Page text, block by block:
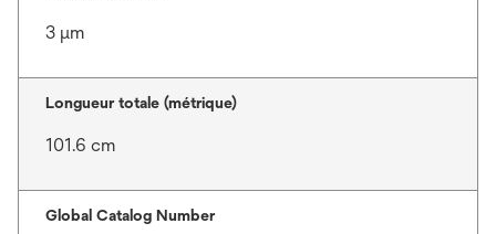
3 μm
Longueur totale (métrique)
101.6 cm
Global Catalog Number